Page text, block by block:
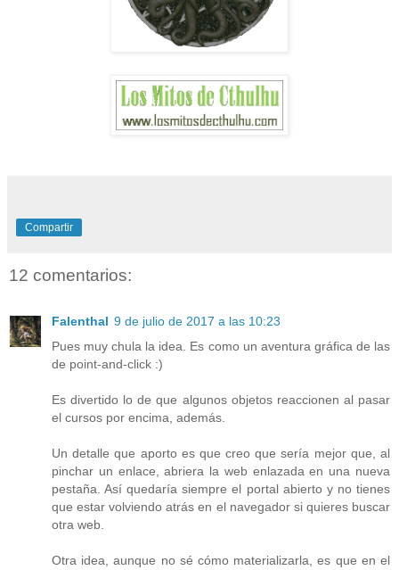
Compartir
12 comentarios:
Falenthal 9 de julio de 2017 a las 10:23
Pues muy chula la idea. Es como un aventura gráfica de las
de point-and-click :)
Es divertido lo de que algunos objetos reaccionen al pasar
el cursos por encima, además.
Un detalle que aporto es que creo que sería mejor que, al
pinchar un enlace, abriera la web enlazada en una nueva
pestaña. Así quedaría siempre el portal abierto y no tienes
que estar volviendo atrás en el navegador si quieres buscar
otra web.
Otra idea, aunque no sé cómo materializarla, es que en el